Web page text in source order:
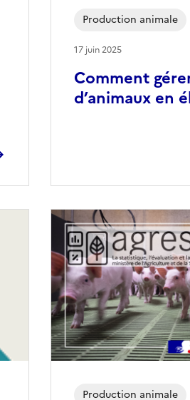
Comment
d’animaux en
Production animale
17 juin 2025
Production animale